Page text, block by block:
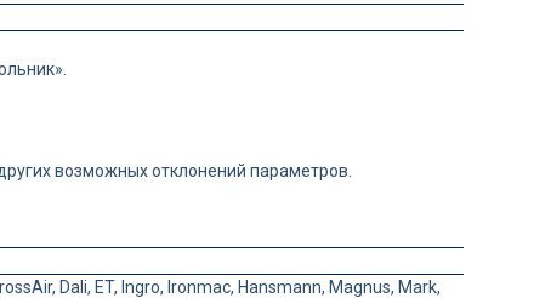
возможных отклонений параметров.
Dali, ET, Ingro, Ironmac, Hansmann, Magnus, Mark,